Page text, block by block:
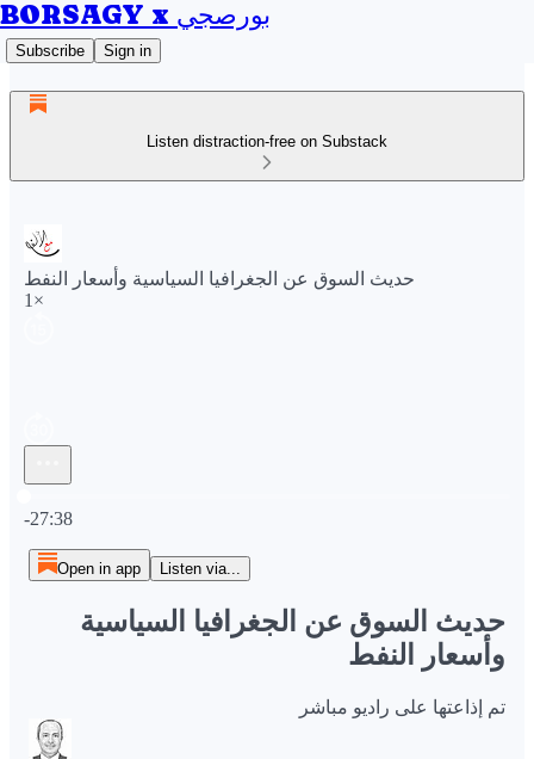
BORSAGY x بورصجي
Subscribe Sign in
Listen distraction-free on Substack
حديث السوق عن الجغرافيا السياسية وأسعار النفط
1×
-27:38
Open in app Listen via...
حديث السوق عن الجغرافيا السياسية
وأسعار النفط
تم إذاعتها على راديو مباشر